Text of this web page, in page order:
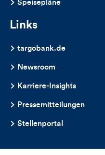
Speisepläne
Links
targobank.de
Newsroom
Karriere-Insights
Pressemitteilungen
Stellenportal